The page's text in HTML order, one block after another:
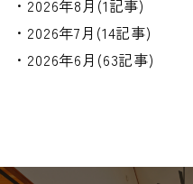
・2026年8月(1記事)
・2026年7月(14記事)
・2026年6月(63記事)